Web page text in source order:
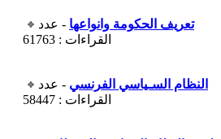
تعريف الحكومة وانواعها - عدد
القراءات : 61763
النظام السـياسي الفرنسي - عدد
القراءات : 58447